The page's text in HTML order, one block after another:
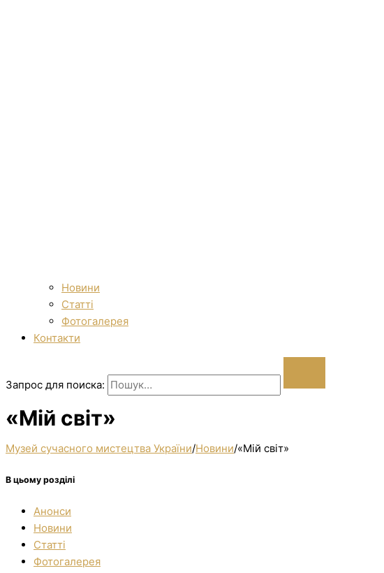
Новини
Статті
Фотогалерея
Контакти
Запрос для поиска:
«Мій світ»
Музей сучасного мистецтва України/Новини/«Мій світ»
В цьому розділі
Анонси
Новини
Статті
Фотогалерея